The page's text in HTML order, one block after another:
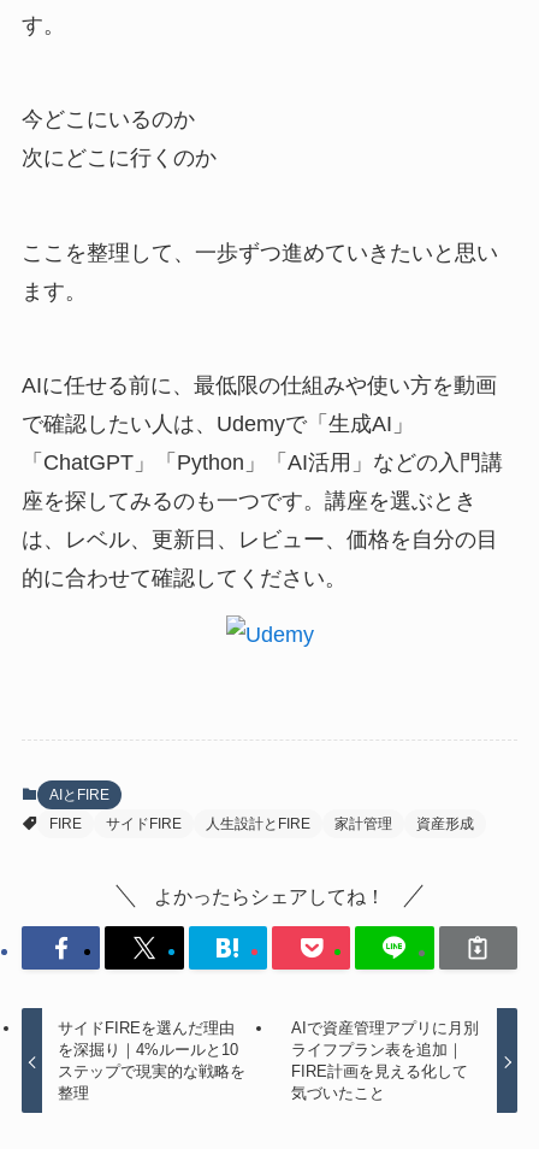
す。
今どこにいるのか
次にどこに行くのか
ここを整理して、一歩ずつ進めていきたいと思い
ます。
AIに任せる前に、最低限の仕組みや使い方を動画
で確認したい人は、Udemyで「生成AI」
「ChatGPT」「Python」「AI活用」などの入門講
座を探してみるのも一つです。講座を選ぶとき
は、レベル、更新日、レビュー、価格を自分の目
的に合わせて確認してください。
AIとFIRE
FIRE
サイドFIRE 人生設計とFIRE 家計管理 資産形成
よかったらシェアしてね！
サイドFIREを選んだ理由
を深掘り｜4%ルールと10
ステップで現実的な戦略を
整理
AIで資産管理アプリに月別
ライフプラン表を追加｜
FIRE計画を見える化して
気づいたこと